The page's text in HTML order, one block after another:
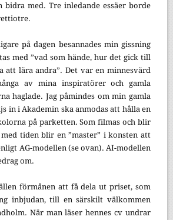
med. Tre inledande essäer borde
på dagen besannades min gissning
med ”vad som hände, hur det gick till
att lära andra”. Det var en minnesvärd
av mina inspiratörer och gamla
haglade. Jag påmindes om min gamla
in i Akademin ska anmodas att hålla en
på parketten. Som filmas och blir
tiden blir en ”master” i konsten att
AG-modellen (se ovan). AI-modellen
om.
förmånen att få dela ut priset, som
inbjudan, till en särskilt välkommen
När man läser hennes cv undrar